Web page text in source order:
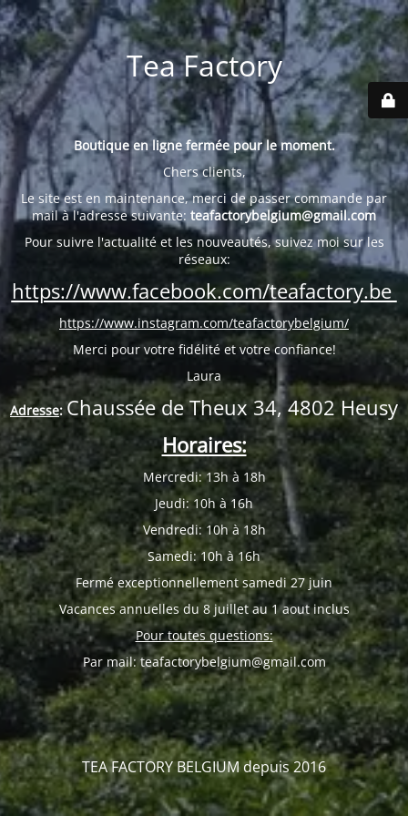
Tea Factory
Boutique en ligne fermée pour le moment.
Chers clients,
Le site est en maintenance, merci de passer commande par
mail à l'adresse suivante: teafactorybelgium@gmail.com
Pour suivre l'actualité et les nouveautés, suivez moi sur les
réseaux:
https://www.facebook.com/teafactory.be
https://www.instagram.com/teafactorybelgium/
Merci pour votre fidélité et votre confiance!
Laura
Adresse: Chaussée de Theux 34, 4802 Heusy
Horaires:
Mercredi: 13h à 18h
Jeudi: 10h à 16h
Vendredi: 10h à 18h
Samedi: 10h à 16h
Fermé exceptionnellement samedi 27 juin
Vacances annuelles du 8 juillet au 1 aout inclus
Pour toutes questions:
Par mail: teafactorybelgium@gmail.com
TEA FACTORY BELGIUM depuis 2016